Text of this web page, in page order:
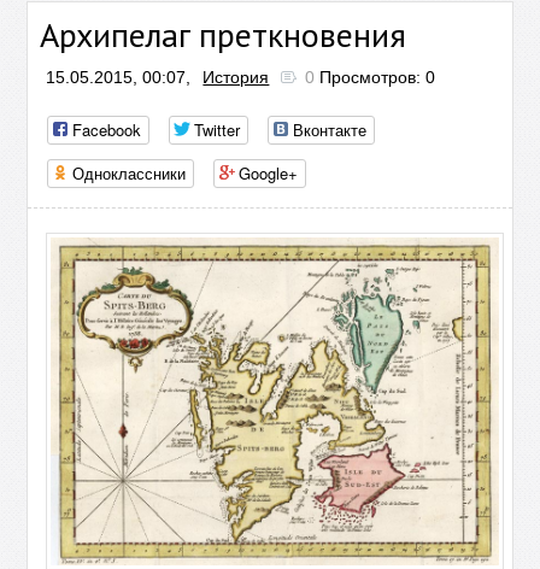
Архипелаг преткновения
15.05.2015, 00:07, История 0 Просмотров: 0
Facebook Twitter
Вконтакте
Одноклассники
Google+